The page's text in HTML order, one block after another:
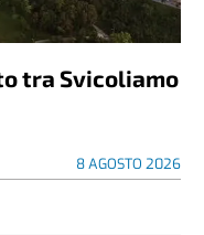
tra Svicoliamo
8 AGOSTO 2026